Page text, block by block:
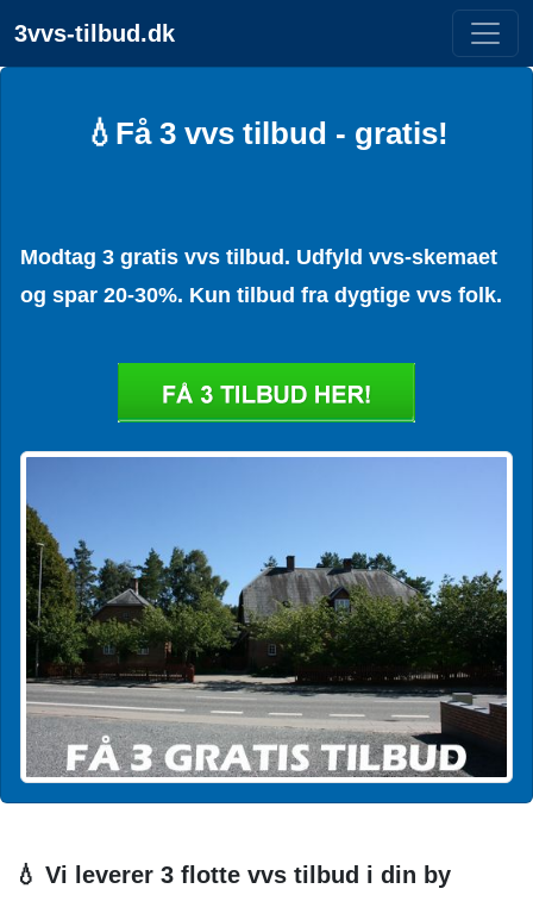
3vvs-tilbud.dk
💧Få 3 vvs tilbud - gratis!
Modtag 3 gratis vvs tilbud. Udfyld vvs-skemaet
og spar 20-30%. Kun tilbud fra dygtige vvs folk.
💧 Vi leverer 3 flotte vvs tilbud i din by